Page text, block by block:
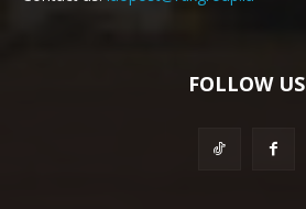
FOLLOW US